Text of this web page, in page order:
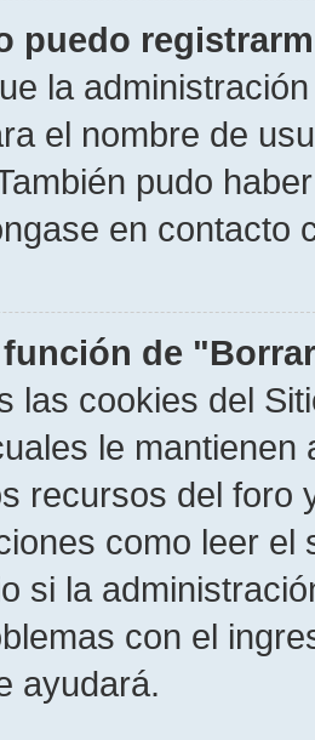
puedo
la
el nombre de
pudo
en contacto
de
las cookies del
le
recursos del foro
como leer el
si la
con el
ayudará.